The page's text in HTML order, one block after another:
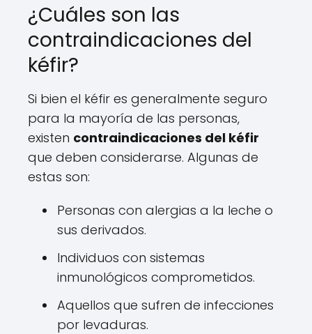
¿Cuáles son las
contraindicaciones del
kéfir?
Si bien el kéfir es generalmente seguro
para la mayoría de las personas,
existen contraindicaciones del kéfir
que deben considerarse. Algunas de
estas son:
Personas con alergias a la leche o
sus derivados.
Individuos con sistemas
inmunológicos comprometidos.
Aquellos que sufren de infecciones
por levaduras.